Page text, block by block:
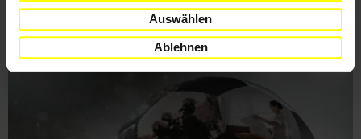
Auswählen
Ablehnen